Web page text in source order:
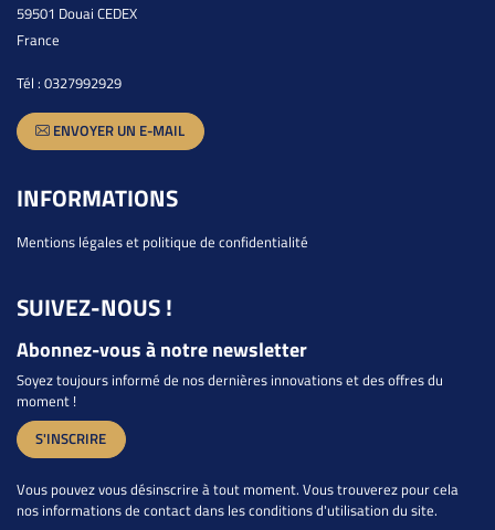
59501 Douai CEDEX
France
Tél : 0327992929
ENVOYER UN E-MAIL
INFORMATIONS
Mentions légales et politique de confidentialité
SUIVEZ-NOUS !
Abonnez-vous à notre newsletter
Soyez toujours informé de nos dernières innovations et des offres du
moment !
S'INSCRIRE
Vous pouvez vous désinscrire à tout moment. Vous trouverez pour cela
nos informations de contact dans les conditions d'utilisation du site.